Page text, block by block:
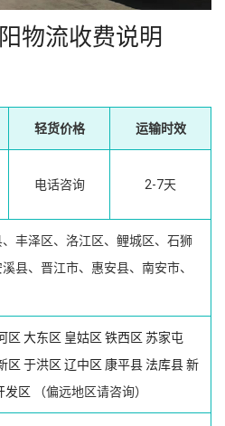
物流收费说明
轻货价格 运输时效
电话咨询 2-7天
丰泽区、洛江区、鲤城区、石狮
县、晋江市、惠安县、南安市、
区 大东区 皇姑区 铁西区 苏家屯
区 于洪区 辽中区 康平县 法库县新
发区 （偏远地区请咨询）